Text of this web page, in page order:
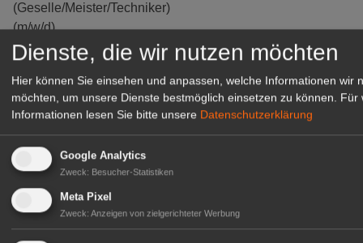
(Geselle/Meister/Techniker)
(m/w/d)
Gensingen
Dienste, die wir nutzen möchten
Hier können Sie einsehen und anpassen, welche Informationen wir
möchten, um unsere Dienste bestmöglich einsetzen zu können.
Für
Informationen lesen Sie bitte unsere Datenschutzerklärung
Google Analytics
Zweck: Besucher-Statistiken
Meta Pixel
Zweck: Anzeigen von zielgerichteter Werbung